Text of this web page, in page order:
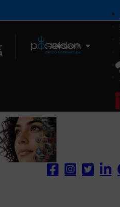
Il Network